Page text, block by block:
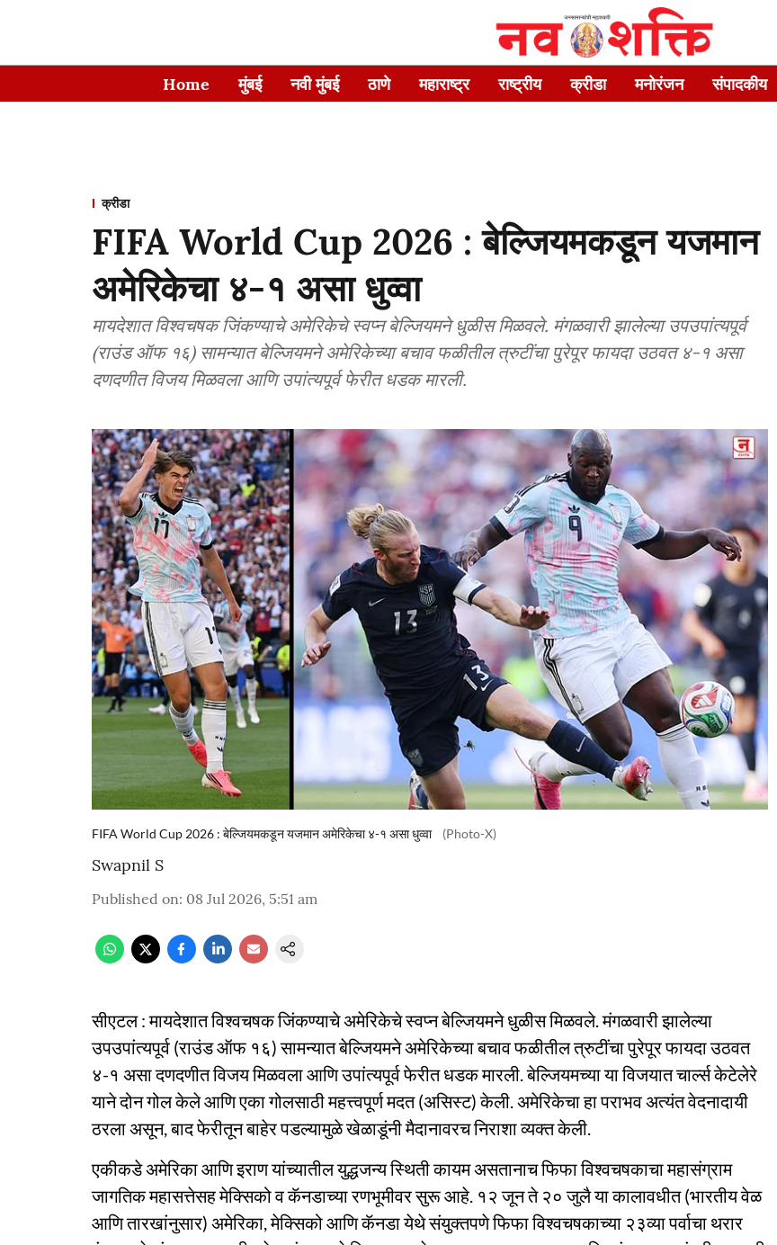
Home मुंबई नवी मुंबई ठाणे महाराष्ट्र राष्ट्रीय क्रीडा मनोरंजन संपादकीय
क्रीडा
FIFA World Cup 2026 : बेल्जियमकडून यजमान
अमेरिकेचा ४-१ असा धुव्वा
मायदेशात विश्वचषक जिंकण्याचे अमेरिकेचे स्वप्न बेल्जियमने धुळीस मिळवले. मंगळवारी झालेल्या उपउपांत्यपूर्व
(राउंड ऑफ १६) सामन्यात बेल्जियमने अमेरिकेच्या बचाव फळीतील त्रुटींचा पुरेपूर फायदा उठवत ४-१ असा
दणदणीत विजय मिळवला आणि उपांत्यपूर्व फेरीत धडक मारली.
FIFA World Cup 2026 : बेल्जियमकडून यजमान अमेरिकेचा ४-१ असा धुव्वा (Photo-X)
Swapnil S
Published on: 08 Jul 2026, 5:51 am
सीएटल : मायदेशात विश्वचषक जिंकण्याचे अमेरिकेचे स्वप्न बेल्जियमने धुळीस मिळवले. मंगळवारी झालेल्या
उपउपांत्यपूर्व (राउंड ऑफ १६) सामन्यात बेल्जियमने अमेरिकेच्या बचाव फळीतील त्रुटींचा पुरेपूर फायदा उठवत
४-१ असा दणदणीत विजय मिळवला आणि उपांत्यपूर्व फेरीत धडक मारली. बेल्जियमच्या या विजयात चार्ल्स केटेलेरे
याने दोन गोल केले आणि एका गोलसाठी महत्त्वपूर्ण मदत (असिस्ट) केली. अमेरिकेचा हा पराभव अत्यंत वेदनादायी
ठरला असून, बाद फेरीतून बाहेर पडल्यामुळे खेळाडूंनी मैदानावरच निराशा व्यक्त केली.
एकीकडे अमेरिका आणि इराण यांच्यातील युद्धजन्य स्थिती कायम असतानाच फिफा विश्वचषकाचा महासंग्राम
जागतिक महासत्तेसह मेक्सिको व कॅनडाच्या रणभूमीवर सुरू आहे. १२ जून ते २० जुलै या कालावधीत (भारतीय वेळ
आणि तारखांनुसार) अमेरिका, मेक्सिको आणि कॅनडा येथे संयुक्तपणे फिफा विश्वचषकाच्या २३व्या पर्वाचा थरार